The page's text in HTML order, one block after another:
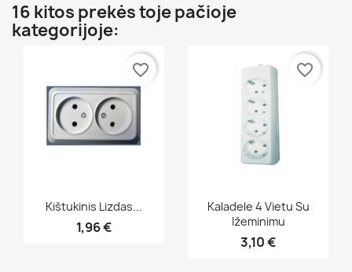
16 kitos prekės toje pačioje
kategorijoje:
Greita peržiūra
Kištukinis Lizdas...
1,96 €
favorite_border
Greita peržiūra
Kaladele 4 Vietu Su
Ižeminimu
3,10 €
favorite_border